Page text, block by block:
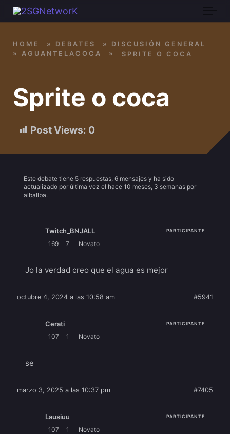
Skip to main content
Sprite o coca
Post Views: 0
HOME » DEBATES »
DISCUSIÓN GENERAL
»
AGUANTELACOCA » SPRITE O COCA
Este debate tiene 5 respuestas, 6 mensajes y ha sido
actualizado por última vez el hace 10 meses, 3 semanas por
alballba.
Twitch_BNJALL PARTICIPANTE
169 7 Novato
Jo la verdad creo que el agua es mejor
octubre 4, 2024 a las 10:58 am #5941
Cerati PARTICIPANTE
107 1 Novato
se
marzo 3, 2025 a las 10:37 pm #7405
Lausiuu PARTICIPANTE
107 1 Novato